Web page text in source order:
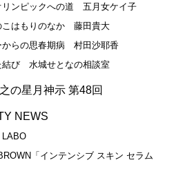
リンピックへの道 五月女ケイ子
こはもりのなか 藤田貴大
からの思春期病 村田沙耶香
結び 水城せとなの相談室
の星月神示 第48回
NEWS
「インテンシブ スキン セラム